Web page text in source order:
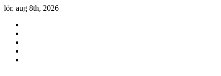
Hoppa
innehåll
lör. aug 8th, 2026